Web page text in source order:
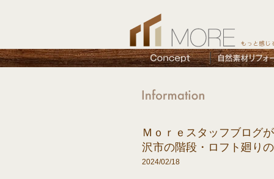
Ｍｏｒｅスタッフブログ
沢市の階段・ロフト廻り
2024/02/18